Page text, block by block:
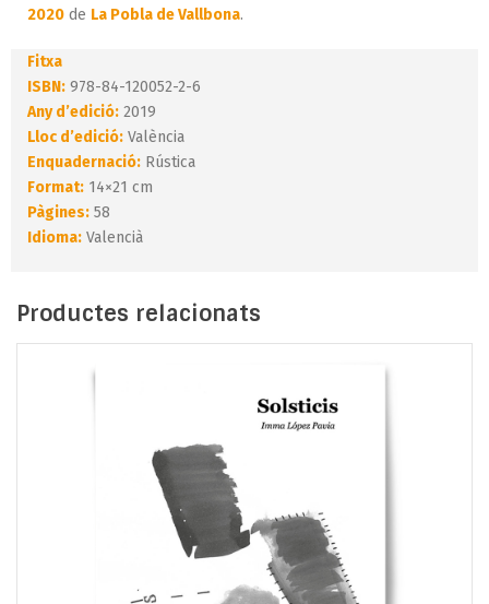
2020 de La Pobla de Vallbona.
Fitxa
ISBN: 978-84-120052-2-6
Any d’edició: 2019
Lloc d’edició: València
Enquadernació: Rústica
Format: 14×21 cm
Pàgines: 58
Idioma: Valencià
Productes relacionats